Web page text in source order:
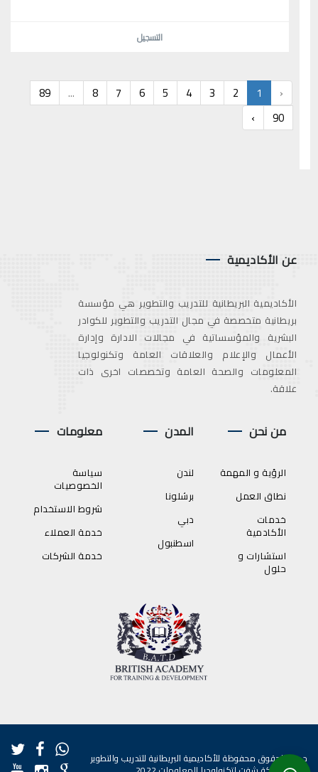
التسجيل
‹
1
2
3
4
5
6
7
8
...
89
90
›
عن الأكاديمية
الأكاديمية البريطانية للتدريب والتطوير هي مؤسسة
بريطانية متخصصة في مجال التدريب والتطوير للكوادر
البشرية والمؤسساتية في مجالات الادارة وإدارة
الأعمال والإعلام والعلاقات العامة وتكنولوجيا
المعلومات والصحة العامة وتخصصات اخرى ذات
علاقة.
من نحن
الرؤية و المهمة
نطاق العمل
خدمات
الأكادمية
استشارات و
حلول
المدن
لندن
برشلونا
دبي
اسطنبول
معلومات
سياسة
الخصوصيات
شروط الاستخدام
خدمة العملاء
خدمة الشركات
جميع الحقوق محفوظة للأكاديمية البريطانية للتدريب والتطوير